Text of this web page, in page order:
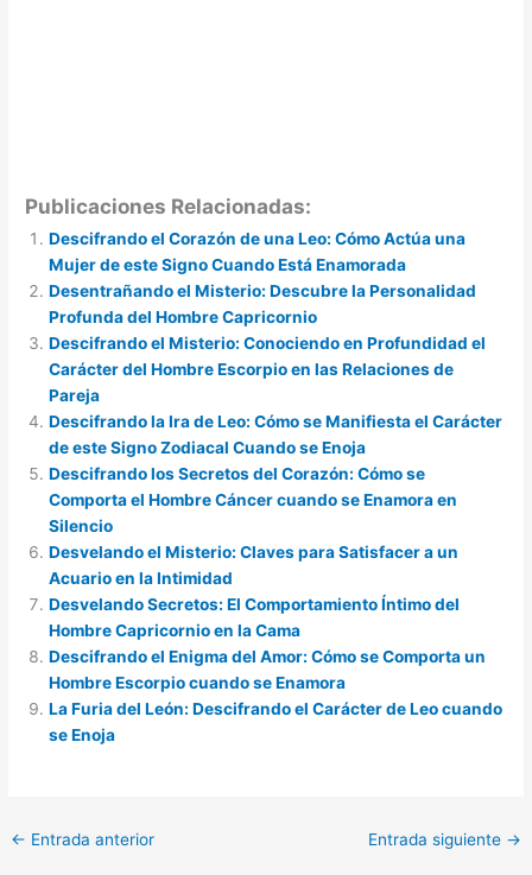
Publicaciones Relacionadas:
Descifrando el Corazón de una Leo: Cómo Actúa una
Mujer de este Signo Cuando Está Enamorada
Desentrañando el Misterio: Descubre la Personalidad
Profunda del Hombre Capricornio
Descifrando el Misterio: Conociendo en Profundidad el
Carácter del Hombre Escorpio en las Relaciones de
Pareja
Descifrando la Ira de Leo: Cómo se Manifiesta el Carácter
de este Signo Zodiacal Cuando se Enoja
Descifrando los Secretos del Corazón: Cómo se
Comporta el Hombre Cáncer cuando se Enamora en
Silencio
Desvelando el Misterio: Claves para Satisfacer a un
Acuario en la Intimidad
Desvelando Secretos: El Comportamiento Íntimo del
Hombre Capricornio en la Cama
Descifrando el Enigma del Amor: Cómo se Comporta un
Hombre Escorpio cuando se Enamora
La Furia del León: Descifrando el Carácter de Leo cuando
se Enoja
← Entrada anterior Entrada siguiente →